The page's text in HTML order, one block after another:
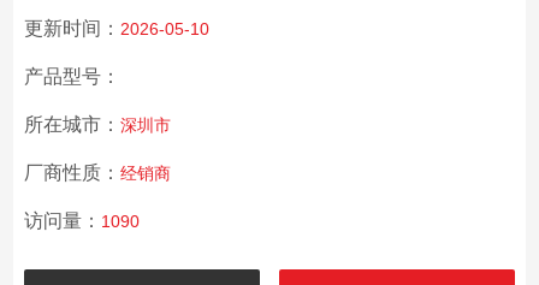
更新时间： 2026-05-10
产品型号：
所在城市： 深圳市
厂商性质： 经销商
访问量： 1090